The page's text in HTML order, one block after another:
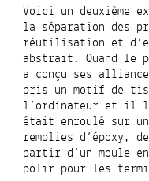
Voici un deuxième
la séparation des
réutilisation et
abstrait. Quand le
a conçu ses
pris un motif de
l’ordinateur et il
était enroulé sur
remplies d’époxy,
partir d’un moule
polir pour les